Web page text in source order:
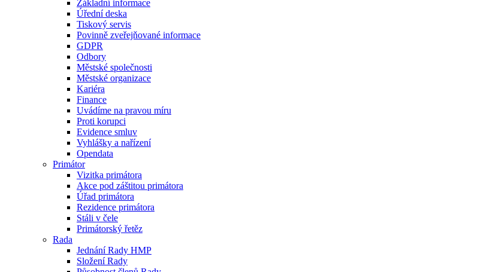
Základní informace
Úřední deska
Tiskový servis
Povinně zveřejňované informace
GDPR
Odbory
Městské společnosti
Městské organizace
Kariéra
Finance
Uvádíme na pravou míru
Proti korupci
Evidence smluv
Vyhlášky a nařízení
Opendata
Primátor
Vizitka primátora
Akce pod záštitou primátora
Úřad primátora
Rezidence primátora
Stáli v čele
Primátorský řetěz
Rada
Jednání Rady HMP
Složení Rady